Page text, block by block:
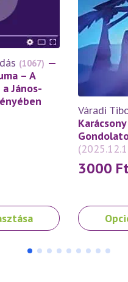
(1067) —
– A
János-
Váradi
3000
Ennek
a
több